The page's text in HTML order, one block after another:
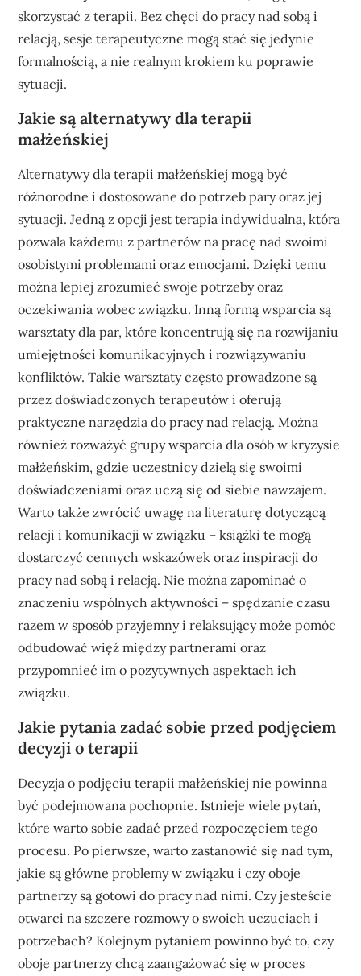
skorzystać z terapii. Bez chęci do pracy nad sobą i
relacją, sesje terapeutyczne mogą stać się jedynie
formalnością, a nie realnym krokiem ku poprawie
sytuacji.
Jakie są alternatywy dla terapii
małżeńskiej
Alternatywy dla terapii małżeńskiej mogą być
różnorodne i dostosowane do potrzeb pary oraz jej
sytuacji. Jedną z opcji jest terapia indywidualna, która
pozwala każdemu z partnerów na pracę nad swoimi
osobistymi problemami oraz emocjami. Dzięki temu
można lepiej zrozumieć swoje potrzeby oraz
oczekiwania wobec związku. Inną formą wsparcia są
warsztaty dla par, które koncentrują się na rozwijaniu
umiejętności komunikacyjnych i rozwiązywaniu
konfliktów. Takie warsztaty często prowadzone są
przez doświadczonych terapeutów i oferują
praktyczne narzędzia do pracy nad relacją. Można
również rozważyć grupy wsparcia dla osób w kryzysie
małżeńskim, gdzie uczestnicy dzielą się swoimi
doświadczeniami oraz uczą się od siebie nawzajem.
Warto także zwrócić uwagę na literaturę dotyczącą
relacji i komunikacji w związku – książki te mogą
dostarczyć cennych wskazówek oraz inspiracji do
pracy nad sobą i relacją. Nie można zapominać o
znaczeniu wspólnych aktywności – spędzanie czasu
razem w sposób przyjemny i relaksujący może pomóc
odbudować więź między partnerami oraz
przypomnieć im o pozytywnych aspektach ich
związku.
Jakie pytania zadać sobie przed podjęciem
decyzji o terapii
Decyzja o podjęciu terapii małżeńskiej nie powinna
być podejmowana pochopnie. Istnieje wiele pytań,
które warto sobie zadać przed rozpoczęciem tego
procesu. Po pierwsze, warto zastanowić się nad tym,
jakie są główne problemy w związku i czy oboje
partnerzy są gotowi do pracy nad nimi. Czy jesteście
otwarci na szczere rozmowy o swoich uczuciach i
potrzebach? Kolejnym pytaniem powinno być to, czy
oboje partnerzy chcą zaangażować się w proces